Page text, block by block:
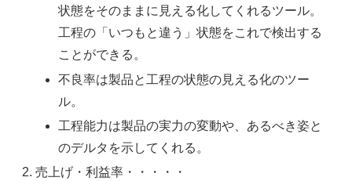
状態をそのままに見える化してくれるツール。
工程の「いつもと違う」状態をこれで検出する
ことができる。
不良率は製品と工程の状態の見える化のツー
ル。
工程能力は製品の実力の変動や、あるべき姿と
のデルタを示してくれる。
売上げ・利益率・・・・・